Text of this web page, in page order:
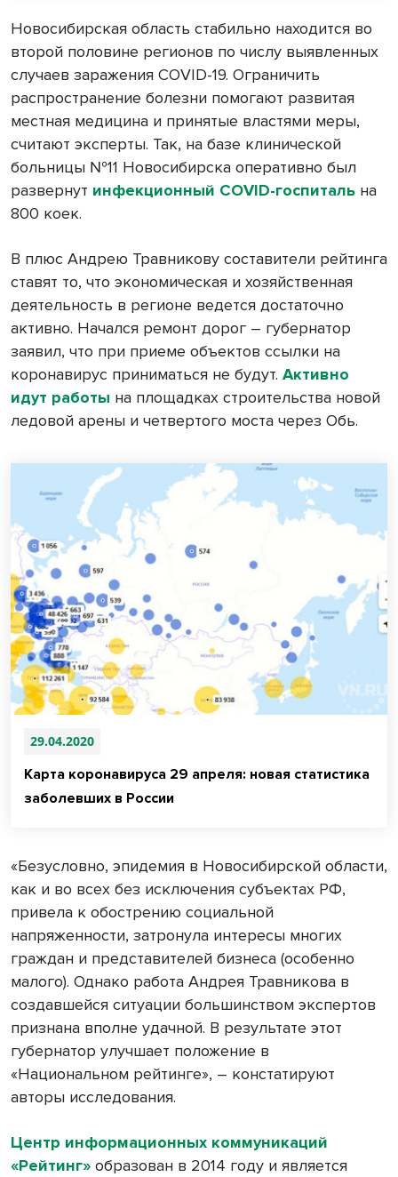
Новосибирская область стабильно находится во
второй половине регионов по числу выявленных
случаев заражения COVID-19. Ограничить
распространение болезни помогают развитая
местная медицина и принятые властями меры,
считают эксперты. Так, на базе клинической
больницы №11 Новосибирска оперативно был
развернут инфекционный COVID-госпиталь на
800 коек.
В плюс Андрею Травникову составители рейтинга
ставят то, что экономическая и хозяйственная
деятельность в регионе ведется достаточно
активно. Начался ремонт дорог – губернатор
заявил, что при приеме объектов ссылки на
коронавирус приниматься не будут. Активно
идут работы на площадках строительства новой
ледовой арены и четвертого моста через Обь.
29.04.2020
Карта коронавируса 29 апреля: новая статистика
заболевших в России
«Безусловно, эпидемия в Новосибирской области,
как и во всех без исключения субъектах РФ,
привела к обострению социальной
напряженности, затронула интересы многих
граждан и представителей бизнеса (особенно
малого). Однако работа Андрея Травникова в
создавшейся ситуации большинством экспертов
признана вполне удачной. В результате этот
губернатор улучшает положение в
«Национальном рейтинге», – констатируют
авторы исследования.
Центр информационных коммуникаций
«Рейтинг» образован в 2014 году и является